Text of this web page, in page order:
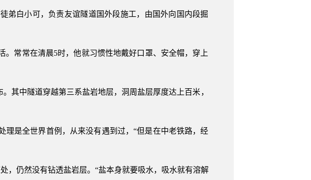
弟白小可，负责友谊隧道国外段施工，由国外向国内段掘
常常在清晨5时，他就习惯性地戴好口罩、安全帽，穿上
其中隧道穿越第三系盐岩地层，洞周盐层厚度达上百米，
是全世界首例，从来没有遇到过，“但是在中老铁路，经
，仍然没有钻透盐岩层。“盐本身就要吸水，吸水就有溶解